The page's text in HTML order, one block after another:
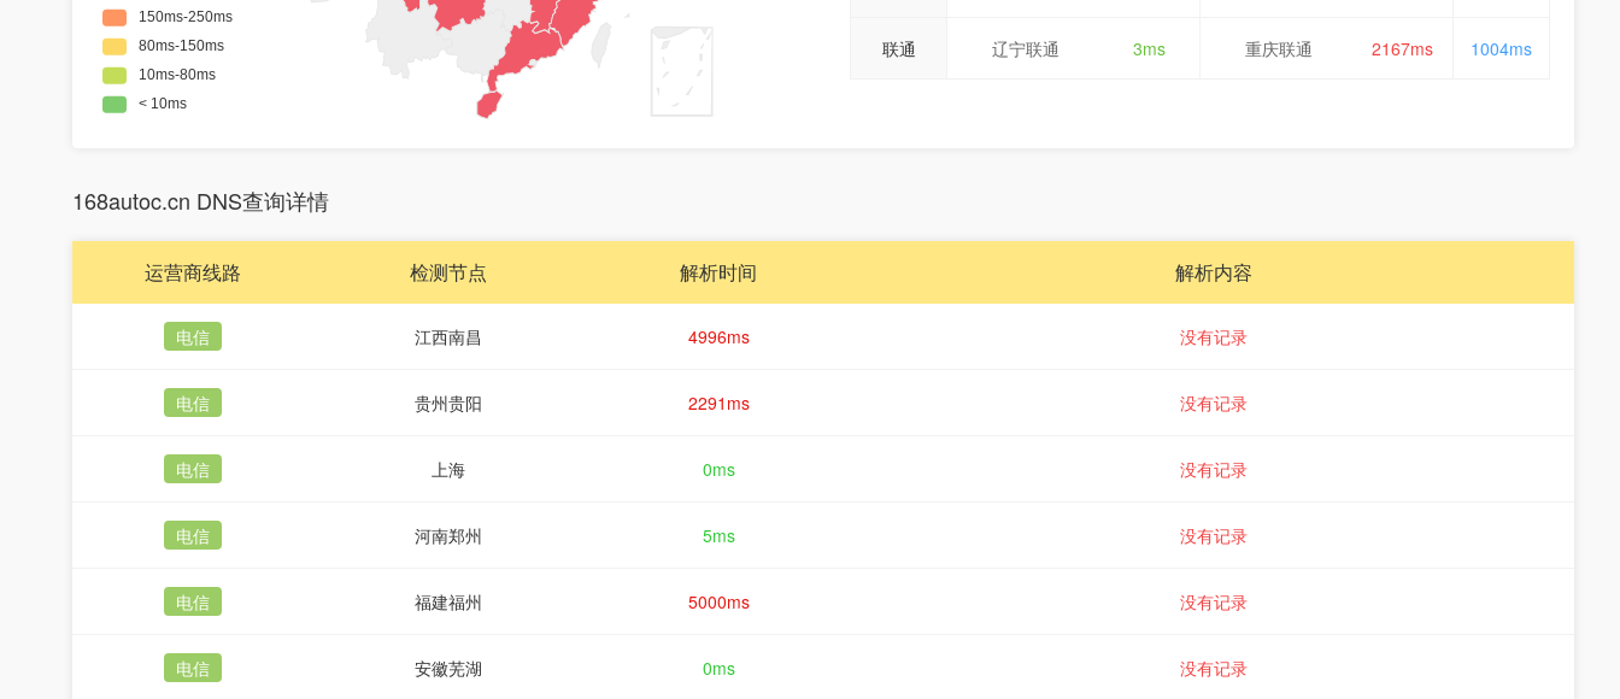
联通 辽宁联通 3ms 重庆联通 2167ms 1004ms
168autoc.cn DNS查询详情
运营商线路 检测节点 解析时间 解析内容
电信 江西南昌 4996ms 没有记录
电信 贵州贵阳 2291ms 没有记录
电信 上海 0ms 没有记录
电信 河南郑州 5ms 没有记录
电信 福建福州 5000ms 没有记录
电信 安徽芜湖 0ms 没有记录